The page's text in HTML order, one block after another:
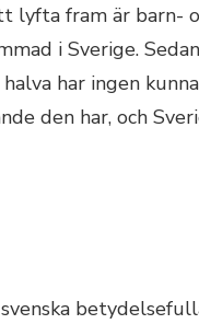
lyfta fram är
i Sverige.
har ingen
den har, och